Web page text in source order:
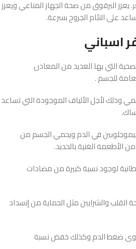
يعزز البرقوق من صحة الجهاز المناعي ويعزز
على التئام الجروح بسرعة.
اسباني
التي بها العديد من المعادن
للجسم .
وذلك لأجل الألياف الموجودة التي تساعد
في الدم ويحمي الجسم من
من الأطعمة الغنية بالحديد.
لوجود نسبة كبيرة من مضادات
والشرايين مثل الحماية من إنسداد
ضغط الدم وكذلك خفض نسبة